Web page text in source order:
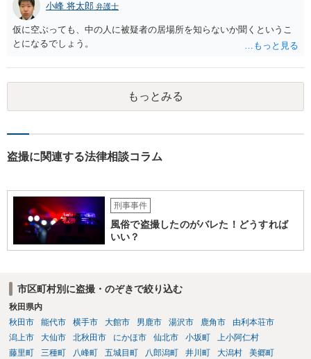
小峰 将太郎 弁護士
仮に空ぶっても、中の人に被疑者の居場所を知らないか聞くというこ
とになるでしょう。
もっとみる
盗撮に関連する法律相談コラム
刑事事件
風俗で盗撮したのがバレた！どうすれば
いい？
市区町村別に盗撮・のぞきで絞り込む
秋田県内
秋田市
能代市 横手市 大館市 男鹿市 湯沢市 鹿角市
由利本荘市
潟上市
大仙市 北秋田市 にかほ市 仙北市 小坂町
上小阿仁村
藤里町
三種町 八峰町 五城目町 八郎潟町 井川町 大潟村
美郷町